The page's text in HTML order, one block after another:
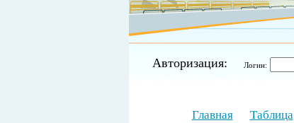
Авторизация: Логин:
Главная Таблица